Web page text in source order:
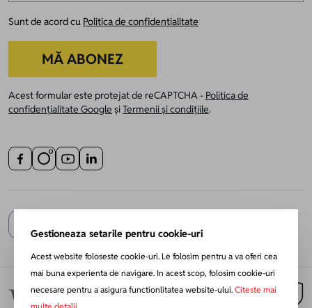
Sunt de acord cu Politica de confidentialitate
MĂ ABONEZ
Acest formular este protejat de reCAPTCHA - Politica de
confidențialitate Google șiTermenii și condițiile.
Gestioneaza setarile pentru cookie-uri
Acest website foloseste cookie-uri. Le folosim pentru a va oferi cea
mai buna experienta de navigare. In acest scop, folosim cookie-uri
necesare pentru a asigura functionlitatea website-ului. Citeste mai